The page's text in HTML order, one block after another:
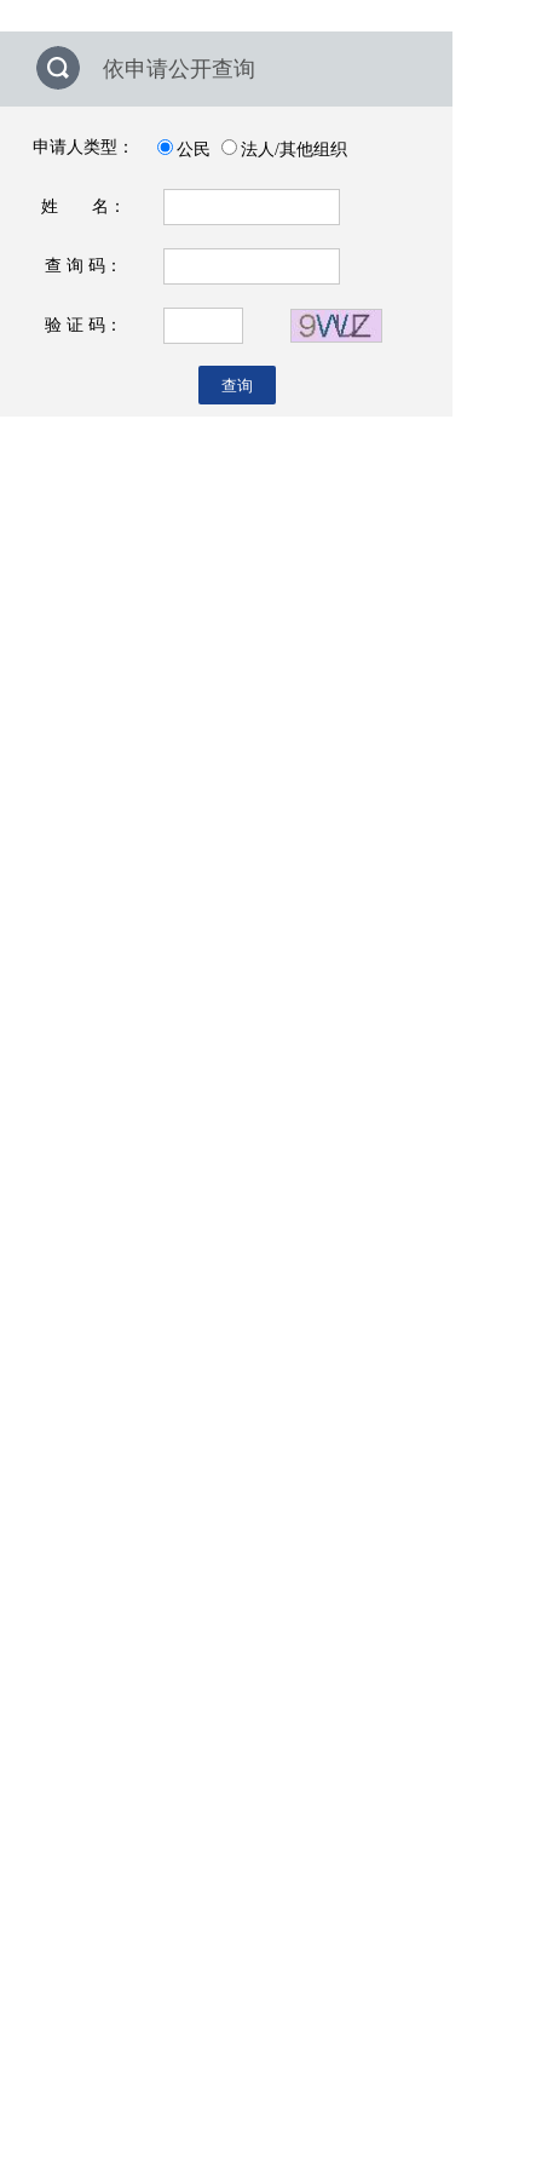
依申请公开查询
申请人类型： 公民 法人/其他组织
姓 名：
查 询 码：
验 证 码：